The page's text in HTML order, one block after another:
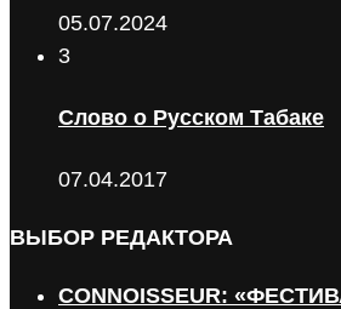
05.07.2024
3
Слово о Русском Табаке
07.04.2017
ВЫБОР РЕДАКТОРА
CONNOISSEUR: